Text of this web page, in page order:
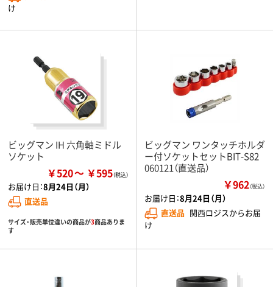
け
ビッグマン IH 六角軸ミドル
ソケット
￥520 ￥595
お届け日：8月24日（月）
直送品
サイズ・販売単位違いの商品が3商品ありま
す
ビッグマン ワンタッチホルダ
ー付ソケットセットBIT-S82
060121（直送品）
￥962（税込）
お届け日：8月24日（月）
直送品 関西ロジスからお届
け